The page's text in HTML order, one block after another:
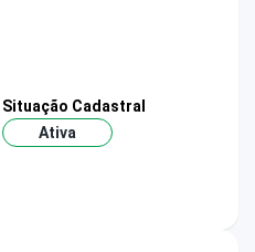
Situação Cadastral
Ativa